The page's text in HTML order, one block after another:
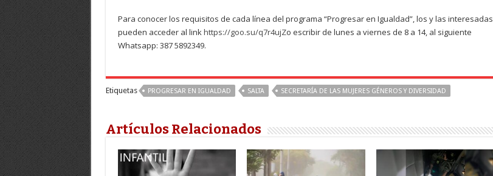
Para conocer los requisitos de cada línea del programa “Progresar en Igualdad”, los y las interesadas
pueden acceder al linkhttps://goo.su/q7r4ujZo escribir de lunes a viernes de 8 a 14, al siguiente
Whatsapp: 387 5892349.
Etiquetas PROGRESAR EN IGUALDAD SALTA SECRETARÍA DE LAS MUJERES GÉNEROS Y DIVERSIDAD
Artículos Relacionados